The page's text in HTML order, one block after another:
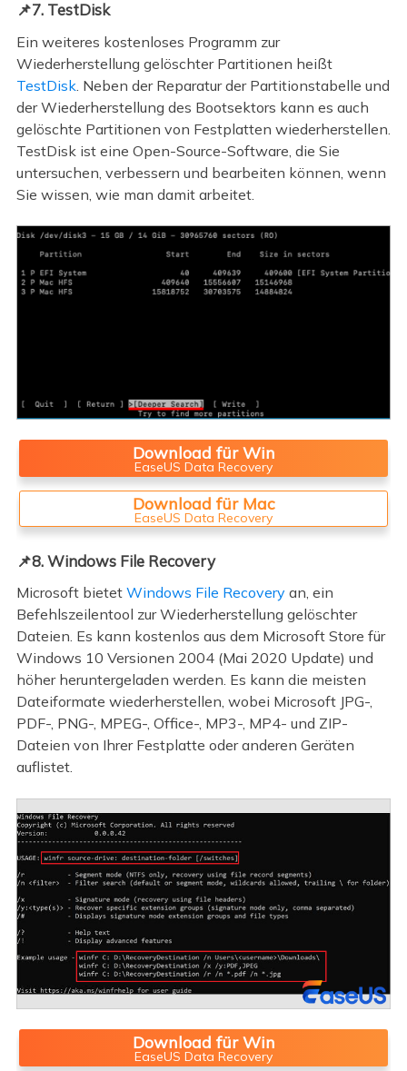
📌7. TestDisk
Ein weiteres kostenloses Programm zur
Wiederherstellung gelöschter Partitionen heißt
TestDisk. Neben der Reparatur der Partitionstabelle und
der Wiederherstellung des Bootsektors kann es auch
gelöschte Partitionen von Festplatten wiederherstellen.
TestDisk ist eine Open-Source-Software, die Sie
untersuchen, verbessern und bearbeiten können, wenn
Sie wissen, wie man damit arbeitet.
Download für Win
EaseUS Data Recovery
Download für Mac
EaseUS Data Recovery
📌8. Windows File Recovery
Microsoft bietet Windows File Recoveryan, ein
Befehlszeilentool zur Wiederherstellung gelöschter
Dateien. Es kann kostenlos aus dem Microsoft Store für
Windows 10 Versionen 2004 (Mai 2020 Update) und
höher heruntergeladen werden. Es kann die meisten
Dateiformate wiederherstellen, wobei Microsoft JPG-,
PDF-, PNG-, MPEG-, Office-, MP3-, MP4- und ZIP-
Dateien von Ihrer Festplatte oder anderen Geräten
auflistet.
Download für Win
EaseUS Data Recovery